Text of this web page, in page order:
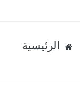
الرئيسية